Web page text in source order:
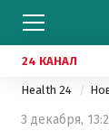
24 КАНАЛ
Health 24
3 декабря,